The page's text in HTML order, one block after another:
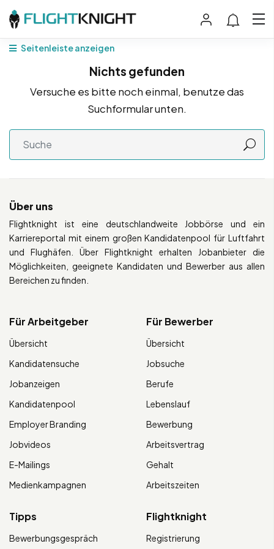
Seitenleiste anzeigen
Nichts gefunden
Versuche es bitte noch einmal, benutze das
Suchformular unten.
Über uns
Flightknight ist eine deutschlandweite Jobbörse und ein
Karriereportal mit einem großen Kandidatenpool für Luftfahrt
und Flughäfen. Über Flightknight erhalten Jobanbieter die
Möglichkeiten, geeignete Kandidaten und Bewerber aus allen
Bereichen zu finden.
Für Arbeitgeber
Übersicht
Kandidatensuche
Jobanzeigen
Kandidatenpool
Employer Branding
Jobvideos
E-Mailings
Medienkampagnen
Für Bewerber
Übersicht
Jobsuche
Berufe
Lebenslauf
Bewerbung
Arbeitsvertrag
Gehalt
Arbeitszeiten
Tipps
Bewerbungsgespräch
Flightknight
Registrierung